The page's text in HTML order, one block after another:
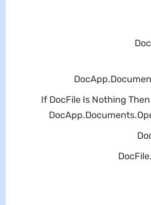
If DocFile Is Nothing